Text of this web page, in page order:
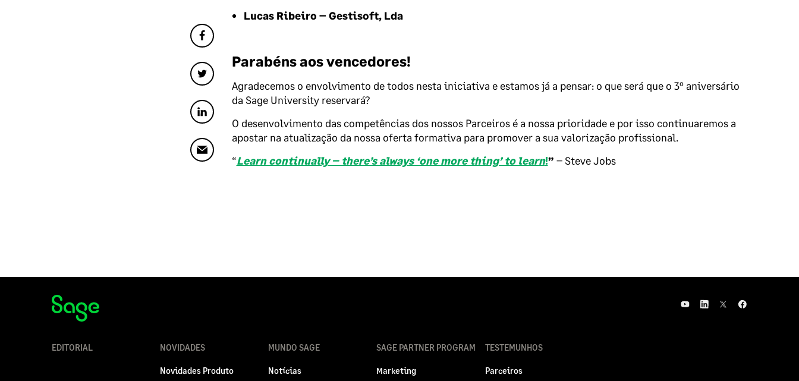
Lucas Ribeiro – Gestisoft, Lda
Parabéns aos vencedores!
Agradecemos o envolvimento de todos nesta iniciativa e estamos já a pensar: o que será que o 3º aniversário
da Sage University reservará?
O desenvolvimento das competências dos nossos Parceiros é a nossa prioridade e por isso continuaremos a
apostar na atualização da nossa oferta formativa para promover a sua valorização profissional.
“Learn continually – there’s always ‘one more thing’ to learn!” – Steve Jobs
EDITORIAL NOVIDADES
Novidades Produto
MUNDO SAGE
Notícias
SAGE PARTNER PROGRAM
Marketing
TESTEMUNHOS
Parceiros